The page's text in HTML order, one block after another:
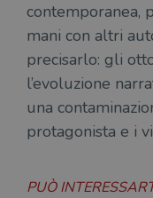
contemporanea,
mani con altri
precisarlo: gli
l’evoluzione
una
protagonista e i
PUÒ